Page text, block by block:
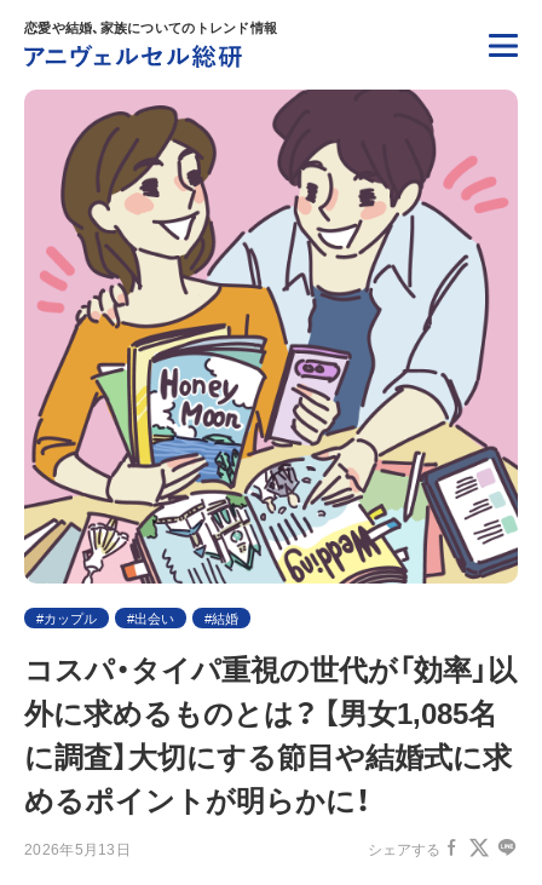
恋愛や結婚、家族についてのトレンド情報
カップル 出会い 結婚
コスパ・タイパ重視の世代が「効率」以
外に求めるものとは？ 【男女1,085名
に調査】大切にする節目や結婚式に求
めるポイントが明らかに！
2026年5月13日 シェアする